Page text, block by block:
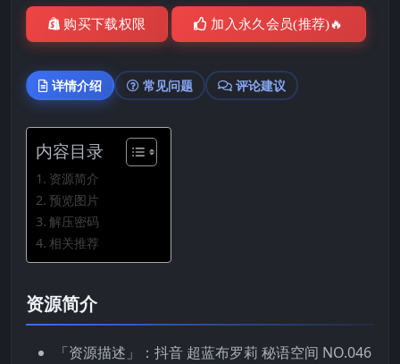
购买下载权限 加入永久会员(推荐)🔥
详情介绍 常见问题 评论建议
内容目录
资源简介
预览图片
解压密码
相关推荐
资源简介
「资源描述」：抖音 超蓝布罗莉 秘语空间 NO.046